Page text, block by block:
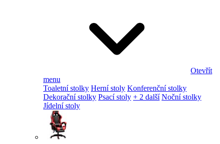
Otevřít
menu
Toaletní stolky Herní stoly Konferenční stolky
Dekorační stolky Psací stoly + 2 další Noční stolky
Jídelní stoly